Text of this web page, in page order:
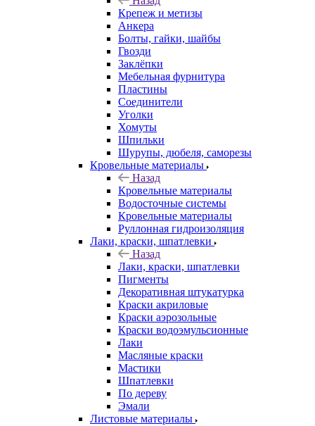
Крепеж и метизы
Анкера
Болты, гайки, шайбы
Гвозди
Заклёпки
Мебельная фурнитура
Пластины
Соединители
Уголки
Хомуты
Шпильки
Шурупы, дюбеля, саморезы
Кровельные материалы
Назад
Кровельные материалы
Водосточные системы
Кровельные материалы
Руллонная гидроизоляция
Лаки, краски, шпатлевки
Назад
Лаки, краски, шпатлевки
Пигменты
Декоративная штукатурка
Краски акриловые
Краски аэрозольные
Краски водоэмульсионные
Лаки
Масляные краски
Мастики
Шпатлевки
По дереву
Эмали
Листовые материалы